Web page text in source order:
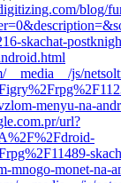
blog/
skachat-
js/
menyu-na-
url?
mnogo-monet-na-